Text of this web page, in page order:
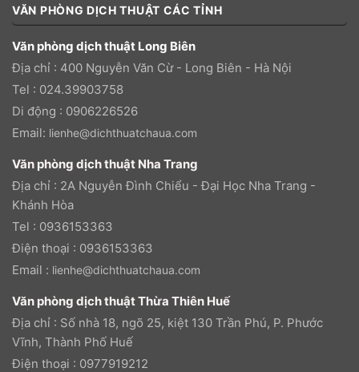
VĂN PHÒNG DỊCH THUẬT CÁC TỈNH
Văn phòng dịch thuật Long Biên
Địa chỉ : 400 Nguyễn Văn Cừ - Long Biên - Hà Nội
Tel : 024.39903758
Di động : 0906226526
Email: lienhe@dichthuatchaua.com
Văn phòng dịch thuật Nha Trang
Địa chỉ : 2A Nguyễn Đình Chiểu - Đại Học Nha Trang -
Khánh Hòa
Tel : 0936153363
Điện thoại : 0936153363
Email : lienhe@dichthuatchaua.com
Văn phòng dịch thuật Thừa Thiên Huế
Địa chỉ : Số nhà 18, ngõ 25, kiệt 130 Trần Phú, P. Phước
Vĩnh, Thành Phố Huế
Điện thoại : 0977919212